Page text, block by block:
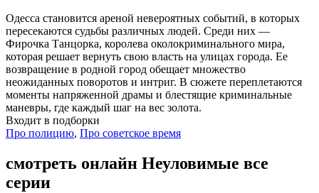
Одесса становится ареной невероятных событий, в которых
пересекаются судьбы различных людей. Среди них —
Фирочка Танцорка, королева околокриминального мира,
которая решает вернуть свою власть на улицах города. Ее
возвращение в родной город обещает множество
неожиданных поворотов и интриг. В сюжете переплетаются
моменты напряженной драмы и блестящие криминальные
маневры, где каждый шаг на вес золота.
Входит в подборки
Про полицию, Про советское время
смотреть онлайн Неуловимые все
серии